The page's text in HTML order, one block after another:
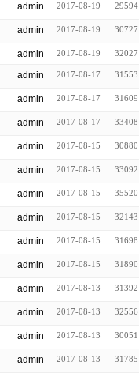
admin 2017-08-19 29594
admin 2017-08-19 30727
admin 2017-08-19 32027
admin 2017-08-17 31553
admin 2017-08-17 31609
admin 2017-08-17 33408
admin 2017-08-15 30880
admin 2017-08-15 33092
admin 2017-08-15 35520
admin 2017-08-15 32143
admin 2017-08-15 31698
admin 2017-08-15 31890
admin 2017-08-13 31392
admin 2017-08-13 32556
admin 2017-08-13 30051
admin 2017-08-13 31785